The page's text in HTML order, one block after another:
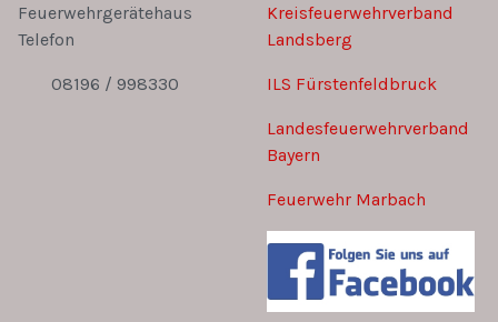
Feuerwehrgerätehaus
Telefon
08196 / 998330
Kreisfeuerwehrverband
Landsberg
ILS Fürstenfeldbruck
Landesfeuerwehrverband
Bayern
Feuerwehr Marbach